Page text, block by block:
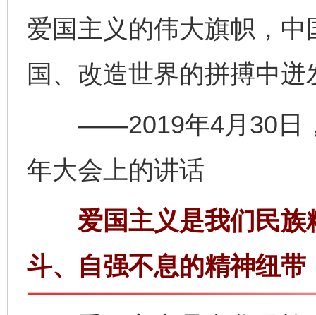
爱国主义的伟大旗帜，
国、改造世界的拼搏中
——2019年4月30日，
年大会上的讲话
爱国主义是我们民族
斗、自强不息的精神纽带